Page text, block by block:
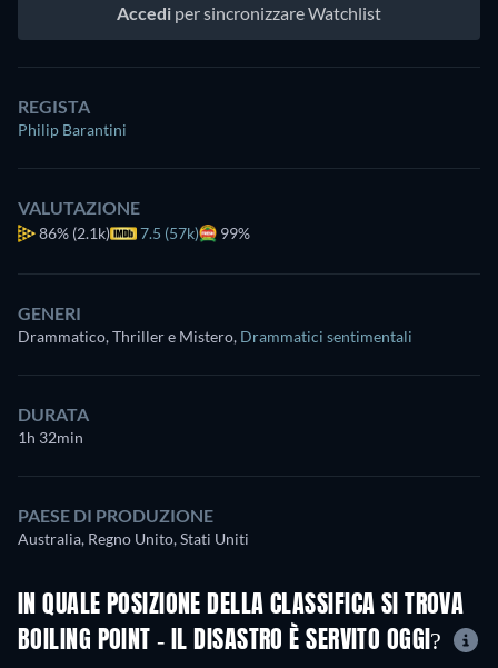
Accedi per sincronizzare Watchlist
REGISTA
Philip Barantini
VALUTAZIONE
86% (2.1k) 7.5 (57k) 99%
GENERI
Drammatico, Thriller e Mistero, Drammatici sentimentali
DURATA
1h 32min
PAESE DI PRODUZIONE
Australia, Regno Unito, Stati Uniti
IN QUALE POSIZIONE DELLA CLASSIFICA SI TROVA
BOILING POINT - IL DISASTRO È SERVITO OGGI?